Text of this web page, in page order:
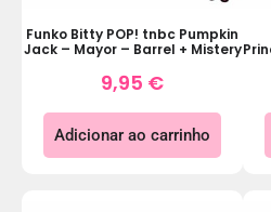
Funko Bitty POP! tnbc Pumpkin
Jack – Mayor – Barrel + Mistery
9,95 €
Adicionar ao carrinho